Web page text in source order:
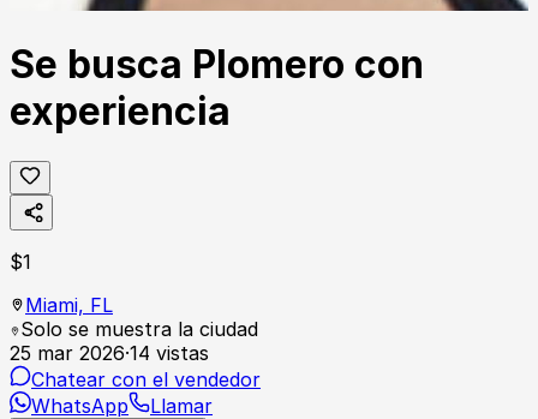
Se busca Plomero con
experiencia
$1
Miami, FL
Solo se muestra la ciudad
25 mar 2026·14 vistas
Chatear con el vendedor
WhatsApp
Llamar